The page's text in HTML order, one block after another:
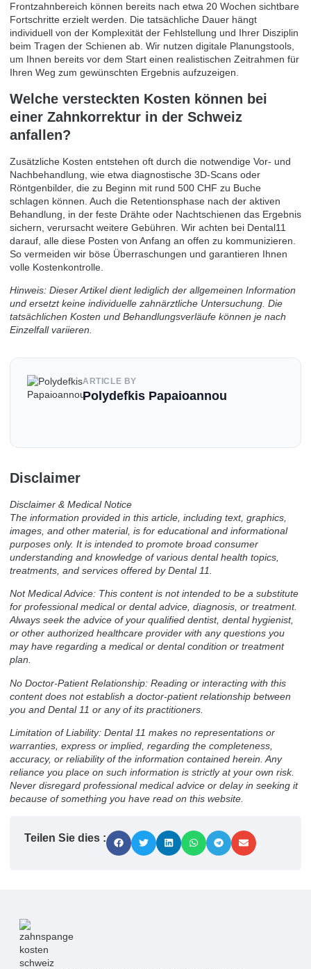
Frontzahnbereich können bereits nach etwa 20 Wochen sichtbare
Fortschritte erzielt werden. Die tatsächliche Dauer hängt
individuell von der Komplexität der Fehlstellung und Ihrer Disziplin
beim Tragen der Schienen ab. Wir nutzen digitale Planungstools,
um Ihnen bereits vor dem Start einen realistischen Zeitrahmen für
Ihren Weg zum gewünschten Ergebnis aufzuzeigen.
Welche versteckten Kosten können bei
einer Zahnkorrektur in der Schweiz
anfallen?
Zusätzliche Kosten entstehen oft durch die notwendige Vor- und
Nachbehandlung, wie etwa diagnostische 3D-Scans oder
Röntgenbilder, die zu Beginn mit rund 500 CHF zu Buche
schlagen können. Auch die Retentionsphase nach der aktiven
Behandlung, in der feste Drähte oder Nachtschienen das Ergebnis
sichern, verursacht weitere Gebühren. Wir achten bei Dental11
darauf, alle diese Posten von Anfang an offen zu kommunizieren.
So vermeiden wir böse Überraschungen und garantieren Ihnen
volle Kostenkontrolle.
Hinweis: Dieser Artikel dient lediglich der allgemeinen Information
und ersetzt keine individuelle zahnärztliche Untersuchung. Die
tatsächlichen Kosten und Behandlungsverläufe können je nach
Einzelfall variieren.
ARTICLE BY
Polydefkis Papaioannou
Disclaimer
Disclaimer & Medical Notice
The information provided in this article, including text, graphics,
images, and other material, is for educational and informational
purposes only. It is intended to promote broad consumer
understanding and knowledge of various dental health topics,
treatments, and services offered by Dental 11.
Not Medical Advice: This content is not intended to be a substitute
for professional medical or dental advice, diagnosis, or treatment.
Always seek the advice of your qualified dentist, dental hygienist,
or other authorized healthcare provider with any questions you
may have regarding a medical or dental condition or treatment
plan.
No Doctor-Patient Relationship: Reading or interacting with this
content does not establish a doctor-patient relationship between
you and Dental 11 or any of its practitioners.
Limitation of Liability: Dental 11 makes no representations or
warranties, express or implied, regarding the completeness,
accuracy, or reliability of the information contained herein. Any
reliance you place on such information is strictly at your own risk.
Never disregard professional medical advice or delay in seeking it
because of something you have read on this website.
Teilen Sie dies :